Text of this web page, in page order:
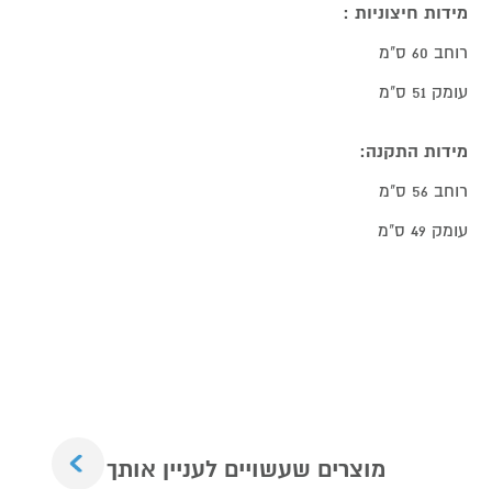
מידות חיצוניות :
רוחב 60 ס"מ
עומק 51 ס"מ
מידות התקנה:
רוחב 56 ס"מ
עומק 49 ס"מ
מוצרים שעשויים לעניין אותך